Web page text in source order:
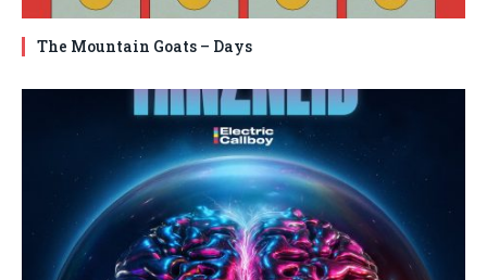
The Mountain Goats – Days